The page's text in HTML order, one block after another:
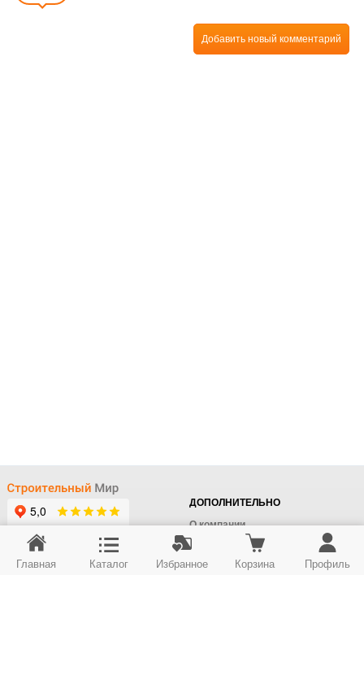
Добавить новый комментарий
+7 (495) 414-22-76
ДОПОЛНИТЕЛЬНО
О компании
Доставка
Оплата
Главная Каталог Избранное Корзина Профиль